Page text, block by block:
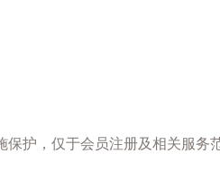
护，仅于会员注册及相关服务